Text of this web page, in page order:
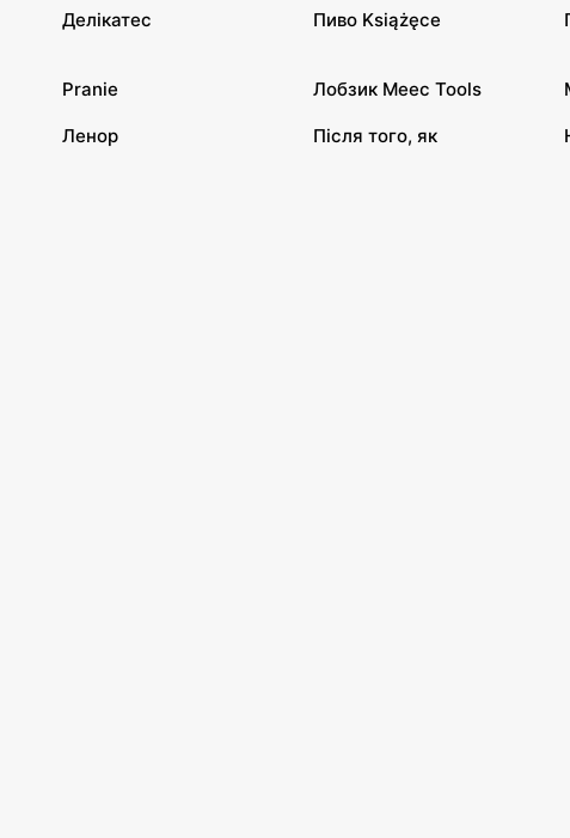
Делікатес Пиво Książęce
Pranie Лобзик Meec Tools
Ленор Після того, як